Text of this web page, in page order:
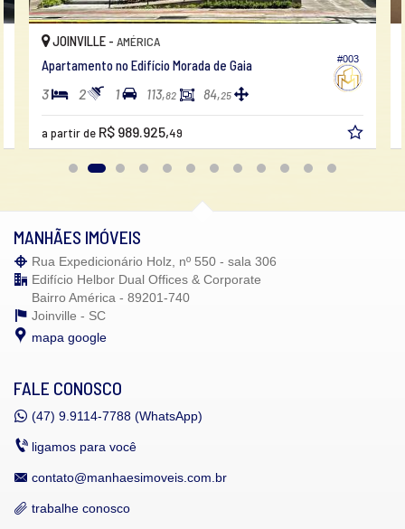
Acessibilidade para PNE
Endereço:
Rua Xv de Novembro
Joinville / SC
ver mapa abaixo
#003
JOINVILLE - AMÉRICA
Apartamento no Edifício Morada de Gaia
3 2 1 113,82 84,25
a partir de R$ 989.925,49
MANHÃES IMÓVEIS
Rua Expedicionário Holz, nº 550 - sala 306
Edifício Helbor Dual Offices & Corporate
Bairro América - 89201-740
Joinville - SC
mapa google
FALE CONOSCO
(47) 9.9114-7788 (WhatsApp)
ligamos para você
contato@manhaesimoveis.com.br
trabalhe conosco